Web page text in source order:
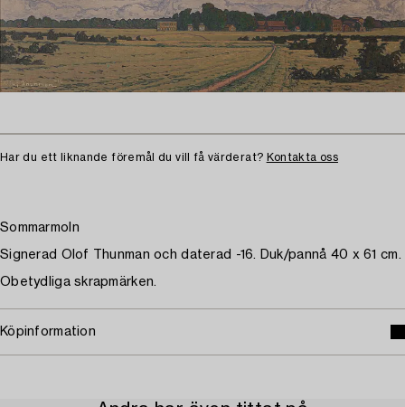
Har du ett liknande föremål du vill få värderat? Kontakta oss
Sommarmoln
Signerad Olof Thunman och daterad -16. Duk/pannå 40 x 61 cm.
Obetydliga skrapmärken.
Köpinformation